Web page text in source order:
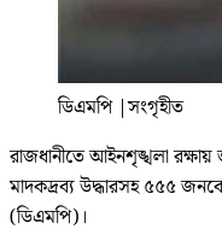
ডিএমপি |সংগৃহীত
রাজধানীতে আইনশৃঙ্খলা
মাদকদ্রব্য উদ্ধারসহ ৫৫৫
(ডিএমপি)।